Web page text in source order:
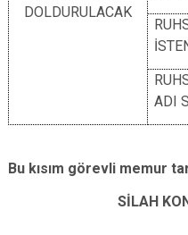
DOLDURULACAK
ADI
Bu kısım görevli memur
SİLAH